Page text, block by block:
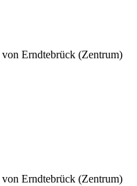
von Erndtebrück (Zentrum)
von Erndtebrück (Zentrum)